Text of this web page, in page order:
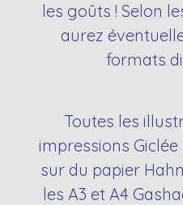
les goûts ! Selon
aurez
formats
Toutes les
impressions
sur du papier
les A3 et A4